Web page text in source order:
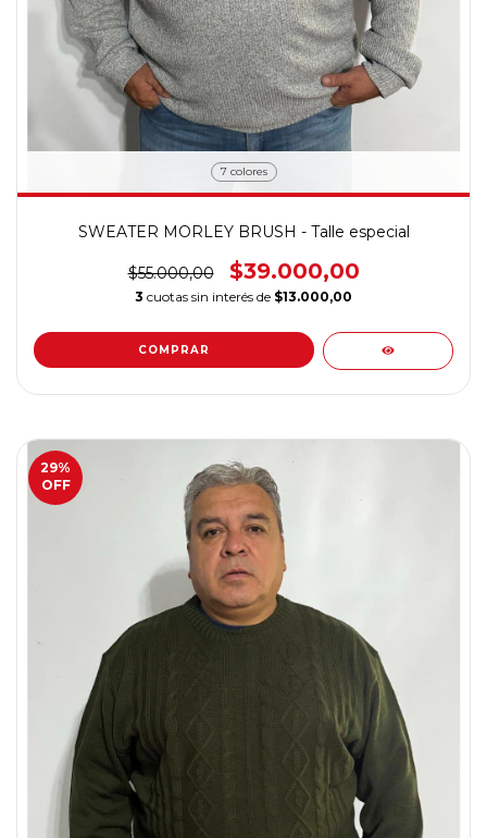
7 colores
SWEATER MORLEY BRUSH - Talle especial
$55.000,00 $39.000,00
3 cuotas sin interés de $13.000,00
COMPRAR
29%
OFF